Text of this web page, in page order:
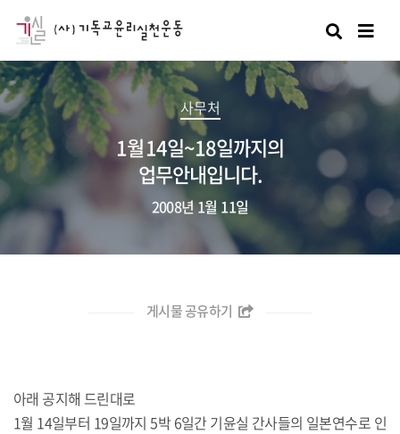
검색
사무처
1월 14일~18일까지의
업무안내입니다.
2008년 1월 11일
게시물 공유하기
아래 공지해 드린대로
1월 14일부터 19일까지 5박 6일간 기윤실 간사들의 일본연수로 인